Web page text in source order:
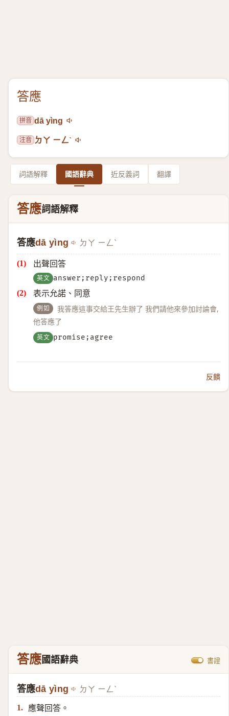
答應
拼音 dā yìng
注音 ㄉㄚ ㄧㄥˋ
詞語解釋 國語辭典 近反義詞 翻譯
答應詞語解釋
答應dā yìng ㄉㄚ ㄧㄥˋ
出聲回答
英文 answer;reply;respond
表示允諾、同意
例如
我答應這事交給王先生辦了 我們請他來參加討論會,
他答應了
英文 promise;agree
反饋
答應國語辭典 書證
答應dā yìng ㄉㄚ ㄧㄥˋ
1. 應聲回答。